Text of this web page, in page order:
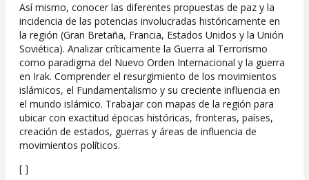
Así mismo, conocer las diferentes propuestas de paz y la
incidencia de las potencias involucradas históricamente en
la región (Gran Bretaña, Francia, Estados Uni­dos y la Unión
Soviética). Analizar críticamente la Guerra al Terrorismo
como paradigma del Nuevo Orden Internacional y la guerra
en Irak. Comprender el resurgimiento de los movimientos
islámicos, el Fundamentalismo y su creciente influencia en
el mundo islámico. Trabajar con mapas de la región para
ubicar con exactitud épocas históricas, fronteras, países,
creación de estados, guerras y áreas de influencia de
movimientos políticos.
[ ]